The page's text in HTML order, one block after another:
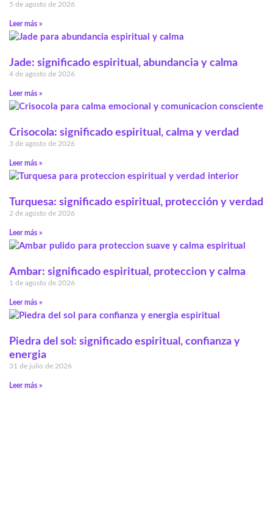
5 de agosto de 2026
Leer más »
Jade: significado espiritual, abundancia y calma
4 de agosto de 2026
Leer más »
Crisocola: significado espiritual, calma y verdad
3 de agosto de 2026
Leer más »
Turquesa: significado espiritual, protección y verdad
2 de agosto de 2026
Leer más »
Ambar: significado espiritual, proteccion y calma
1 de agosto de 2026
Leer más »
Piedra del sol: significado espiritual, confianza y
energia
31 de julio de 2026
Leer más »